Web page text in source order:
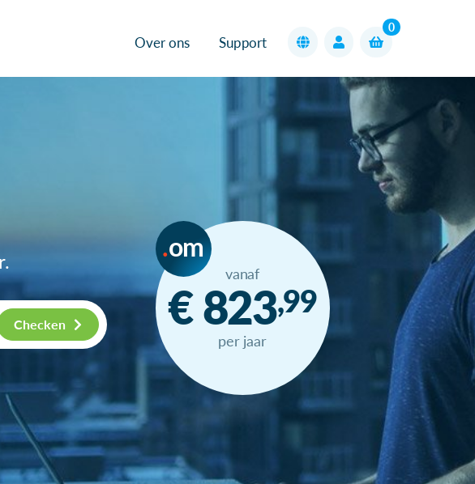
Over ons Support
0
Checken
om
vanaf
€ 823,99
per jaar